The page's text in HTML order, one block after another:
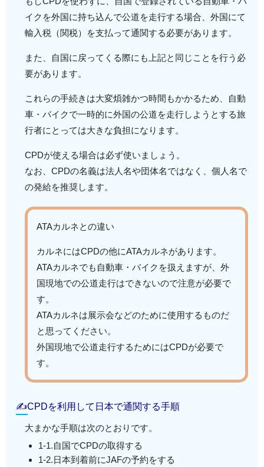
イクを外国に持ち込んで公道を走行する場合、外国にて
輸入税（関税）を支払って通関する必要があります。
また、自国に戻ってくる際にも上記と同じことを行う必
要があります。
これらの手続きは大変煩雑かつ時間もかかるため、自動
車・バイクで一時的に外国の公道を走行しようとする旅
行者にとっては大きな負担になります。
CPDが使える場合は必ず使いましょう。
なお、CPDの名義は法人名や団体名ではなく、個人名で
の発給を推奨します。
ATAカルネとの違い
カルネにはCPDの他にATAカルネがあります。
ATAカルネでも自動車・バイクを扱えますが、外
国現地での公道走行はできないので注意が必要で
す。
ATAカルネは展示会などのために使用するものだ
と思ってください。
外国現地で公道走行するためにはCPDが必要で
す。
✍CPDを利用して日本で通関する手順
大まかな手順は次のとおりです。
1-1.自国でCPDの取得する
1-2.日本到着前にJAFの予約をする